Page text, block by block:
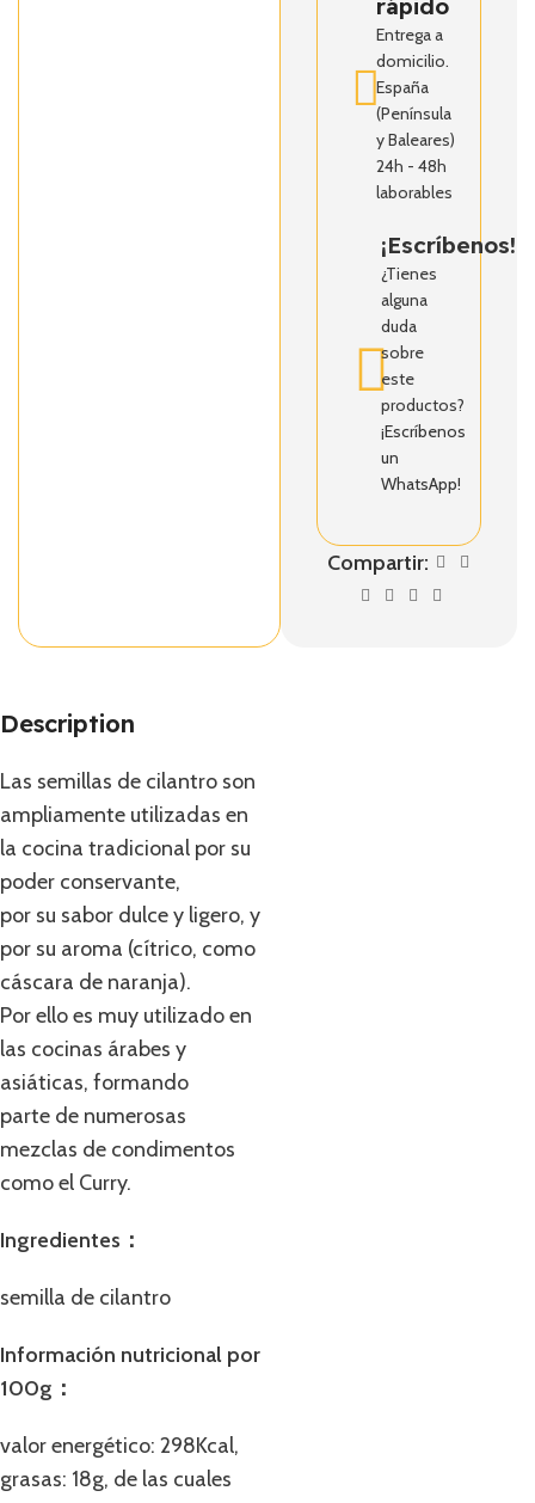
Entrega a
domicilio.
España
(Península
y Baleares)
24h - 48h
laborables
¡Escríbenos!
¿Tienes
alguna
duda
sobre
este
productos?
¡Escríbenos
un
WhatsApp!
Compartir:
Description
Las semillas de cilantro son
ampliamente utilizadas en
la cocina tradicional por su
poder conservante,
por su sabor dulce y ligero, y
por su aroma (cítrico, como
cáscara de naranja).
Por ello es muy utilizado en
las cocinas árabes y
asiáticas, formando
parte de numerosas
mezclas de condimentos
como el Curry.
Ingredientes：
semilla de cilantro
Información nutricional por
100g：
valor energético: 298Kcal,
grasas: 18g, de las cuales